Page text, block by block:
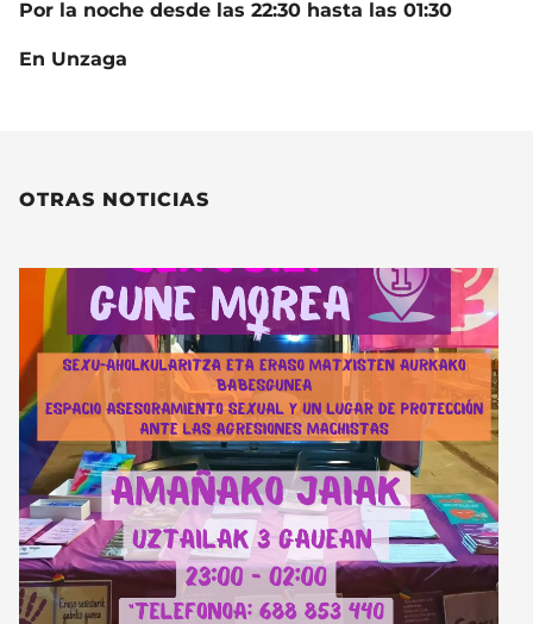
Por la noche desde las 22:30 hasta las 01:30
En Unzaga
OTRAS NOTICIAS